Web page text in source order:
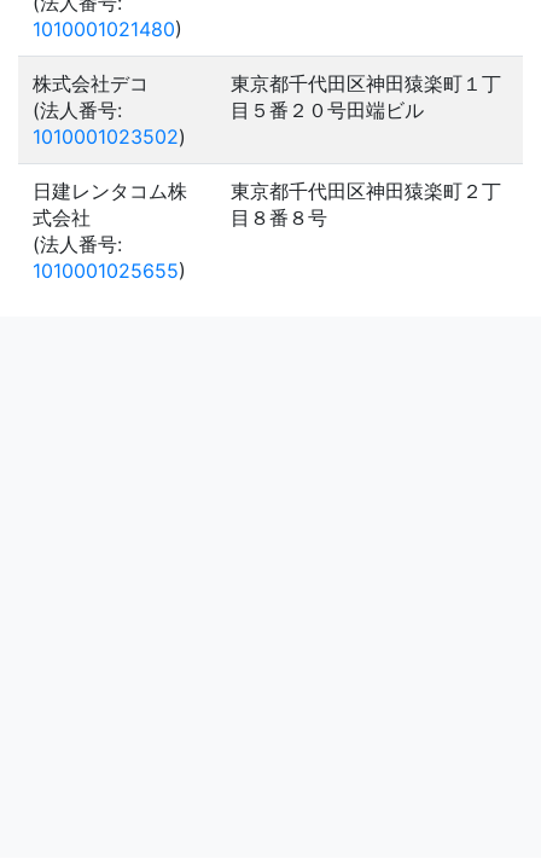
1010001021480)
株式会社デコ
(法人番号:
1010001023502)
東京都千代田区神田猿楽町１丁
目５番２０号田端ビル
日建レンタコム株
式会社
(法人番号:
1010001025655)
東京都千代田区神田猿楽町２丁
目８番８号